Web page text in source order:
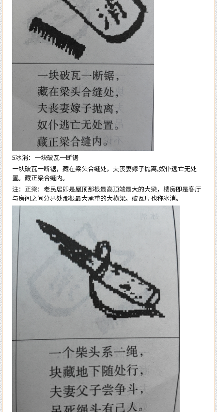
5冰消：一块破瓦一断锯
一块破瓦一断锯，藏在梁头合缝处，夫丧妻嫁子抛离,奴仆逃亡无处
置。藏正梁合缝内。
注：正梁：老民居即是屋顶那根最高顶端最大的大梁，楼房即是客厅
与房间之间分界处那根最大承重的大横梁。破瓦片也称冰消。